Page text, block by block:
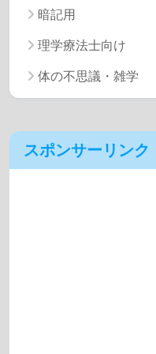
暗記用
理学療法士向け
体の不思議・雑学
スポンサーリンク